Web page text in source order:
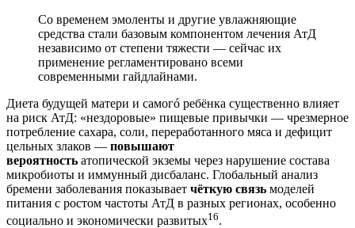
Со временем эмоленты и другие увлажняющие
средства стали базовым компонентом лечения АтД
независимо от степени тяжести — сейчас их
применение регламентировано всеми
современными гайдлайнами.
Диета будущей матери и самогó ребёнка существенно влияет
на риск АтД: «нездоровые» пищевые привычки — чрезмерное
потребление сахара, соли, переработанного мяса и дефицит
цельных злаков — повышают
вероятность атопической экземы через нарушение состава
микробиоты и иммунный дисбаланс. Глобальный анализ
бремени заболевания показывает чёткую связь моделей
питания с ростом частоты АтД в разных регионах, особенно
социально и экономически развитых16.